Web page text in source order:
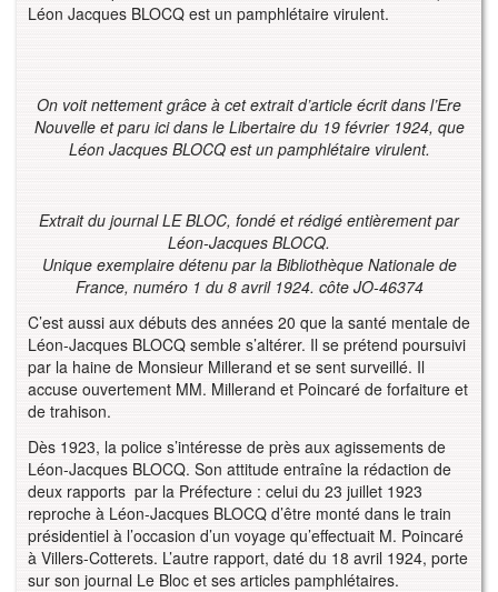
Léon Jacques BLOCQ est un pamphlétaire virulent.
On voit nettement grâce à cet extrait d’article écrit dans l’Ere
Nouvelle et paru ici dans le Libertaire du 19 février 1924, que
Léon Jacques BLOCQ est un pamphlétaire virulent.
Extrait du journal LE BLOC, fondé et rédigé entièrement par
Léon-Jacques BLOCQ.
Unique exemplaire détenu par la Bibliothèque Nationale de
France, numéro 1 du 8 avril 1924. côte JO-46374
C’est aussi aux débuts des années 20 que la santé mentale de
Léon-Jacques BLOCQ semble s’altérer. Il se prétend poursuivi
par la haine de Monsieur Millerand et se sent surveillé. Il
accuse ouvertement MM. Millerand et Poincaré de forfaiture et
de trahison.
Dès 1923, la police s’intéresse de près aux agissements de
Léon-Jacques BLOCQ. Son attitude entraîne la rédaction de
deux rapports par la Préfecture : celui du 23 juillet 1923
reproche à Léon-Jacques BLOCQ d’être monté dans le train
présidentiel à l’occasion d’un voyage qu’effectuait M. Poincaré
à Villers-Cotterets. L’autre rapport, daté du 18 avril 1924, porte
sur son journal Le Bloc et ses articles pamphlétaires.